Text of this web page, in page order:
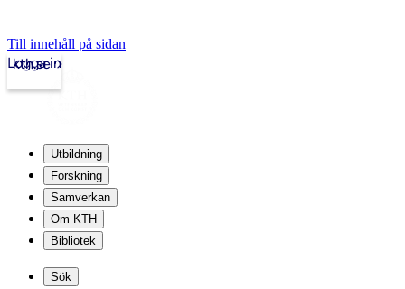
Till innehåll på sidan
kth.se
Logga in
Utbildning
Forskning
Samverkan
Om KTH
Bibliotek
Sök